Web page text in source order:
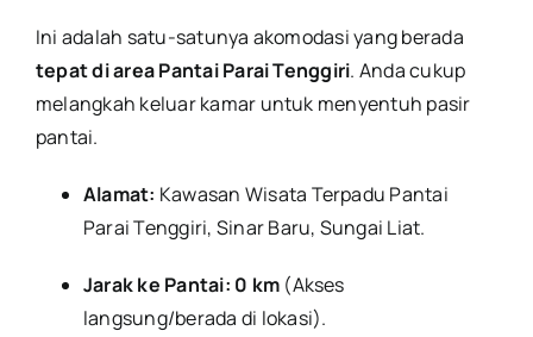
Ini adalah satu-satunya akomodasi yang berada
tepat di area Pantai Parai Tenggiri. Anda cukup
melangkah keluar kamar untuk menyentuh pasir
pantai.
Alamat: Kawasan Wisata Terpadu Pantai
Parai Tenggiri, Sinar Baru, Sungai Liat.
Jarak ke Pantai: 0 km (Akses
langsung/berada di lokasi).